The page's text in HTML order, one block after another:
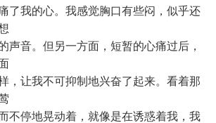
了我的心。我感觉胸口有些闷，似乎还
声音。但另一方面，短暂的心痛过后，
，让我不可抑制地兴奋了起来。看着那
不停地晃动着，就像是在诱惑着我，我